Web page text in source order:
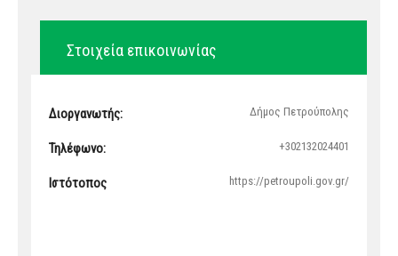
Στοιχεία επικοινωνίας
Διοργανωτής: Δήμος Πετρούπολης
Τηλέφωνο: +302132024401
Ιστότοπος https://petroupoli.gov.gr/